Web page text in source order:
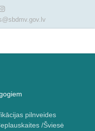
pilnveides
/Šviesė